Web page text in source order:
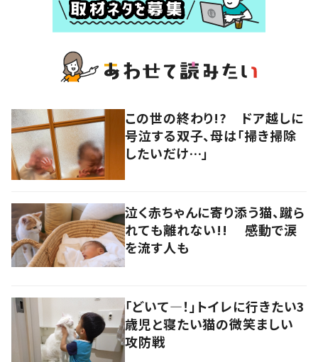
この世の終わり!? ドア越しに
号泣する双子、母は「掃き掃除
したいだけ…」
泣く赤ちゃんに寄り添う猫、蹴ら
れても離れない!! 感動で涙
を流す人も
「どいて―！」トイレに行きたい3
歳児と寝たい猫の微笑ましい
攻防戦